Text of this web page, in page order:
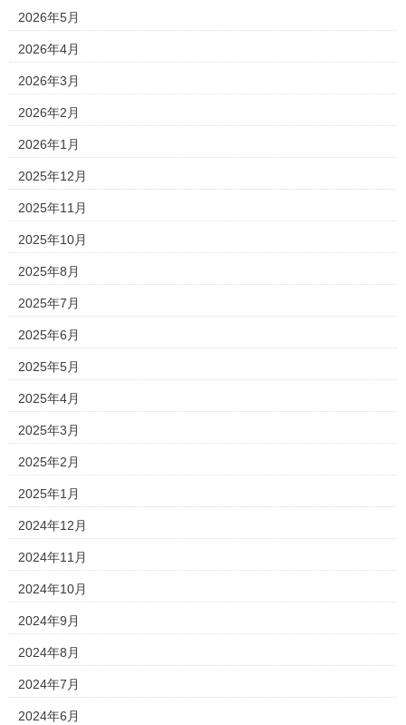
2026年5月
2026年4月
2026年3月
2026年2月
2026年1月
2025年12月
2025年11月
2025年10月
2025年8月
2025年7月
2025年6月
2025年5月
2025年4月
2025年3月
2025年2月
2025年1月
2024年12月
2024年11月
2024年10月
2024年9月
2024年8月
2024年7月
2024年6月